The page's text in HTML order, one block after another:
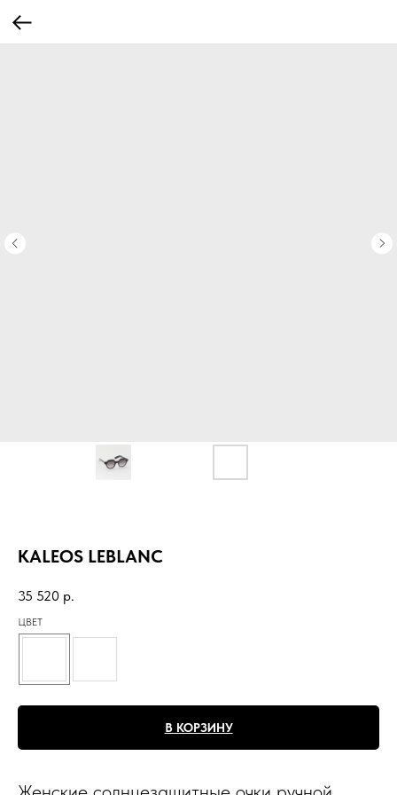
KALEOS LEBLANC
35 520 р.
ЦВЕТ
В КОРЗИНУ